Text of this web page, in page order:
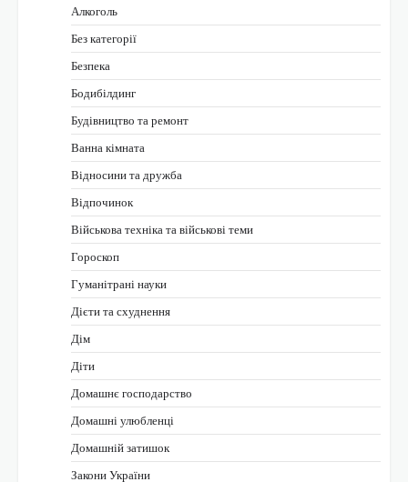
Алкоголь
Без категорії
Безпека
Бодибілдинг
Будівництво та ремонт
Ванна кімната
Відносини та дружба
Відпочинок
Військова техніка та військові теми
Гороскоп
Гуманітрані науки
Дієти та схуднення
Дім
Діти
Домашнє господарство
Домашні улюбленці
Домашній затишок
Закони України